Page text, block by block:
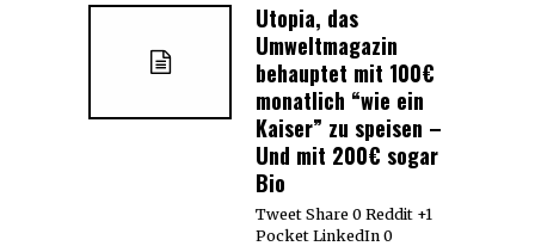
Utopia, das
Umweltmagazin
behauptet mit 100€
monatlich “wie ein
Kaiser” zu speisen –
Und mit 200€ sogar
Bio
Tweet Share 0 Reddit +1
Pocket LinkedIn 0